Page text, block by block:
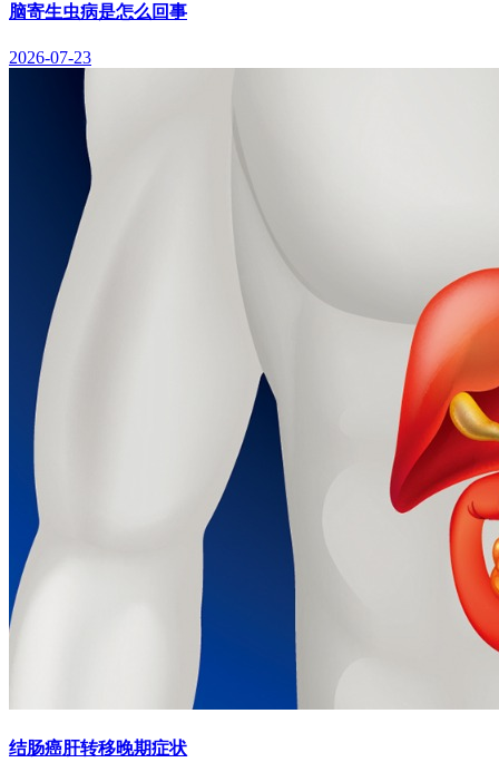
脑寄生虫病是怎么回事
2026-07-23
结肠癌肝转移晚期症状